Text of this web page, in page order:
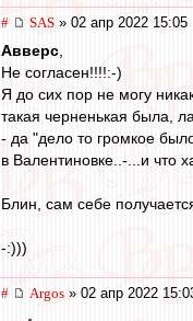
# SAS » 02 апр 2022 15:05
Авверс,
Не согласен!!!!:-)
Я до сих пор не могу
такая черненькая была,
- да "дело то громкое
в Валентиновке..-...и что
Блин, сам себе
-:)))
# Argos » 02 апр 2022